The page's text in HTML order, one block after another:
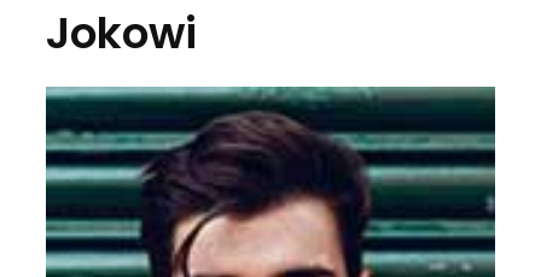
Jokowi